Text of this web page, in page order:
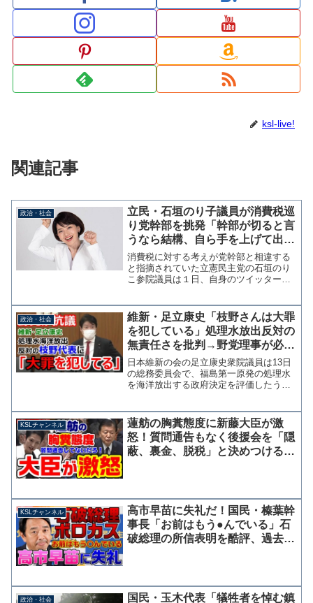
ksl-live!
関連記事
政治・社会
立民・石垣のり子議員が消費税巡
り党幹部を挑発「幹部が切ると言
うなら結構、自ら手を上げて出馬
したわけではない」
消費税に対する考えが党幹部と相違する
と指摘されていた立憲民主党の石垣のり
こ参院議員は１日、自身のツイッターで
す。」と党幹部を挑発するような投稿を
行った。産経新聞ですから...
政治・社会
維新・足立康史「枝野さんは大罪
を犯している」処理水放出反対の
無責任さを批判→野党理事が必死
の抗議
日本維新の会の足立康史衆院議員は13日
の総務委員会で、福島第一原発の処理水
を海洋放出する政府決定を評価したうえ
る」と痛烈に批判した。 この発言に立
憲の岡本あき子理事らが...
KSLチャンネル
蓮舫の胸糞態度に新藤大臣が激
怒！質問通告もなく後援会を「隠
蔽、裏金、脱税」と決めつける質
KSLチャンネル
高市早苗に失礼だ！国民・榛葉幹
事長「お前はもう●んでいる」石
破総理の所信表明を酷評、過去の
政治・社会 国民・玉木代表「犠牲者を悼む鎮